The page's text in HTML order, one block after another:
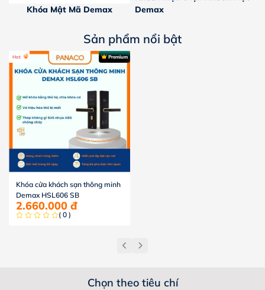
Khóa Mật Mã Demax
Demax
Sản phẩm nổi bật
Hot Premium
Khóa cửa khách sạn thông minh
Demax HSL606 SB
2.660.000 đ
( 0 )
Chọn theo tiêu chí